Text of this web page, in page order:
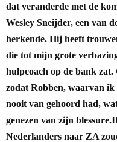
dat veranderde met de
Wesley Sneijder, een van
herkende. Hij heeft
die tot mijn grote
hulpcoach op de bank zat.
zodat Robben, waarvan
nooit van gehoord had,
genezen van zijn blessure.
Nederlanders naar ZA